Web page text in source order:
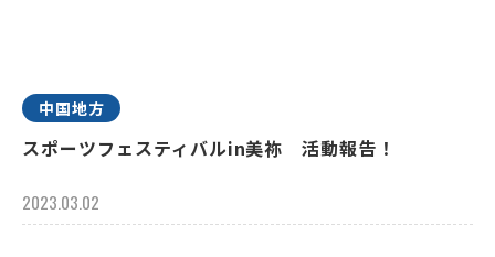
中国地方
スポーツフェスティバルin美祢 活動報告！
2023.03.02